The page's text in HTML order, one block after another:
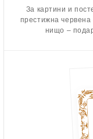
За картини и
престижна
нищо –